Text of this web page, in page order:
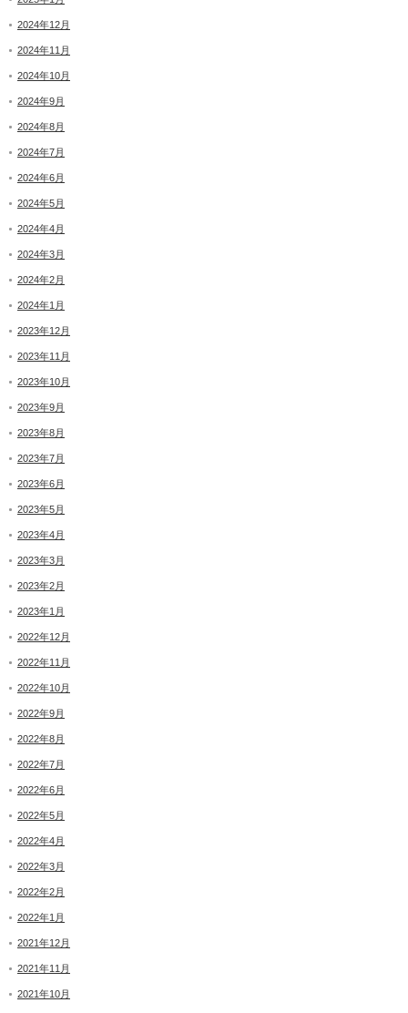
2024年12月
2024年11月
2024年10月
2024年9月
2024年8月
2024年7月
2024年6月
2024年5月
2024年4月
2024年3月
2024年2月
2024年1月
2023年12月
2023年11月
2023年10月
2023年9月
2023年8月
2023年7月
2023年6月
2023年5月
2023年4月
2023年3月
2023年2月
2023年1月
2022年12月
2022年11月
2022年10月
2022年9月
2022年8月
2022年7月
2022年6月
2022年5月
2022年4月
2022年3月
2022年2月
2022年1月
2021年12月
2021年11月
2021年10月